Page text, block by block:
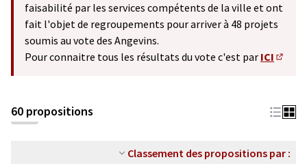
faisabilité par les services compétents de la ville et ont
fait l'objet de regroupements pour arriver à 48 projets
soumis au vote des Angevins.
Pour connaitre tous les résultats du vote c'est par ICI
60 propositions
Classement des propositions par :